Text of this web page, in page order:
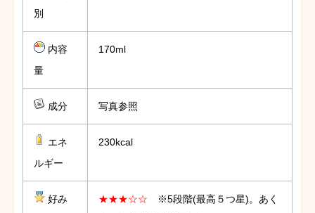
別
内容
量
170ml
成分 写真参照
エネ
ルギー
230kcal
好み
★★★☆☆
※5段階(最高５つ星)。あく